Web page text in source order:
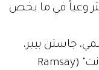
وعياً في ما يخص
جاستن بيبر،
أعلن عن إصابته بمتلازمة "رامزي هانت" (Ramsay